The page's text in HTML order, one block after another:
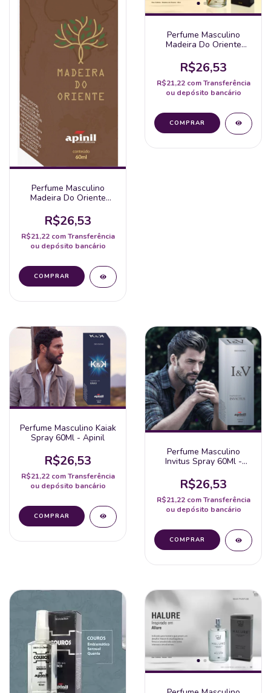
Perfume Masculino
Madeira Do Oriente
R$26,53
R$21,22 com Transferência
ou depósito bancário
Perfume Masculino
Madeira Do Oriente
R$26,53
R$21,22 com Transferência
ou depósito bancário
Perfume Masculino Kaiak
Spray 60Ml - Apinil
R$26,53
R$21,22 com Transferência
ou depósito bancário
Perfume Masculino
Invitus Spray 60Ml -
R$26,53
R$21,22 com Transferência
ou depósito bancário